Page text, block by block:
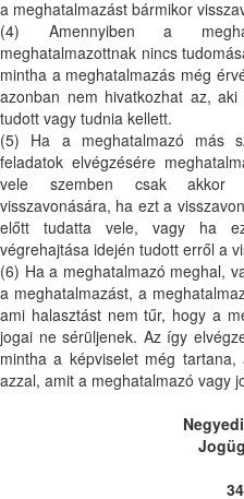
a meghatalmazást bármikor
(4) Amennyiben a
meghatalmazottnak nincs
mintha a meghatalmazás még
azonban nem hivatkozhat az,
tudott vagy tudnia kellett.
(5) Ha a meghatalmazó más
feladatok elvégzésére
vele szemben csak akkor
visszavonására, ha ezt a
előtt tudatta vele, vagy ha
végrehajtása idején tudott erről a
(6) Ha a meghatalmazó meghal,
a meghatalmazást, a
ami halasztást nem tűr, hogy a
jogai ne sérüljenek. Az így
mintha a képviselet még tartana,
azzal, amit a meghatalmazó vagy